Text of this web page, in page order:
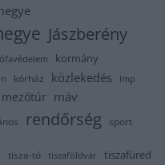
Jászberény
kormány
kórház közlekedés lmp
mezőtúr máv
rendőrség sport
tisza-tó tiszaföldvár tiszafüred